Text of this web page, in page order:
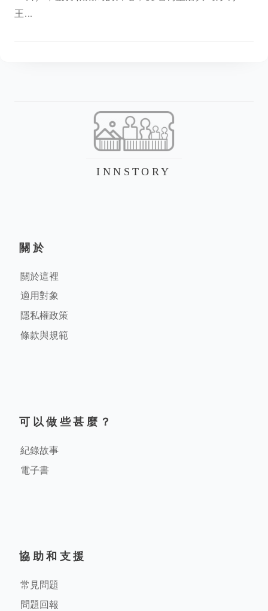
王...
INNSTORY
關於
關於這裡
適用對象
隱私權政策
條款與規範
可以做些甚麼？
紀錄故事
電子書
協助和支援
常見問題
問題回報